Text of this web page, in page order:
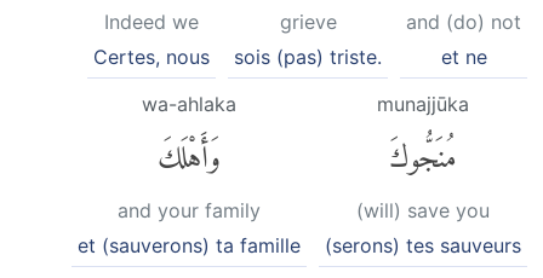
and (do) not
et ne
grieve
sois (pas) triste.
Indeed we
Certes, nous
munajjūka
مُنَجُّوكَ
(will) save you
(serons) tes sauveurs
wa-ahlaka
وَأَهْلَكَ
and your family
et (sauverons) ta famille